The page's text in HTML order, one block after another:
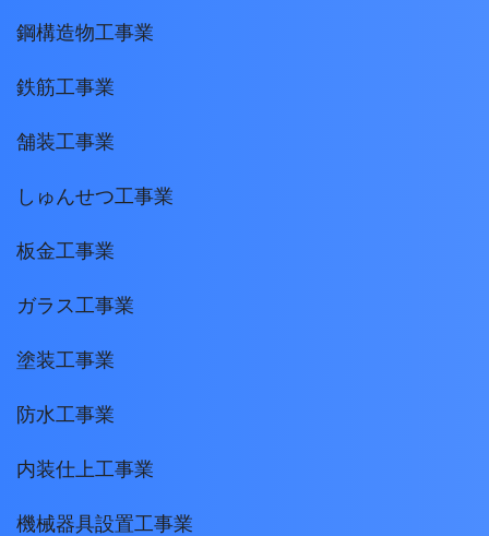
鋼構造物工事業
鉄筋工事業
舗装工事業
しゅんせつ工事業
板金工事業
ガラス工事業
塗装工事業
防水工事業
内装仕上工事業
機械器具設置工事業